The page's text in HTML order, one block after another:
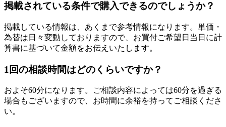
掲載されている条件で購入できるのでしょうか？
掲載している情報は、あくまで参考情報になります。単価・
為替は日々変動しておりますので、お買付ご希望日当日に計
算書に基づいて金額をお伝えいたします。
1回の相談時間はどのくらいですか？
およそ60分になります。ご相談内容によっては60分を過ぎる
場合もございますので、お時間に余裕を持ってご相談くださ
い。